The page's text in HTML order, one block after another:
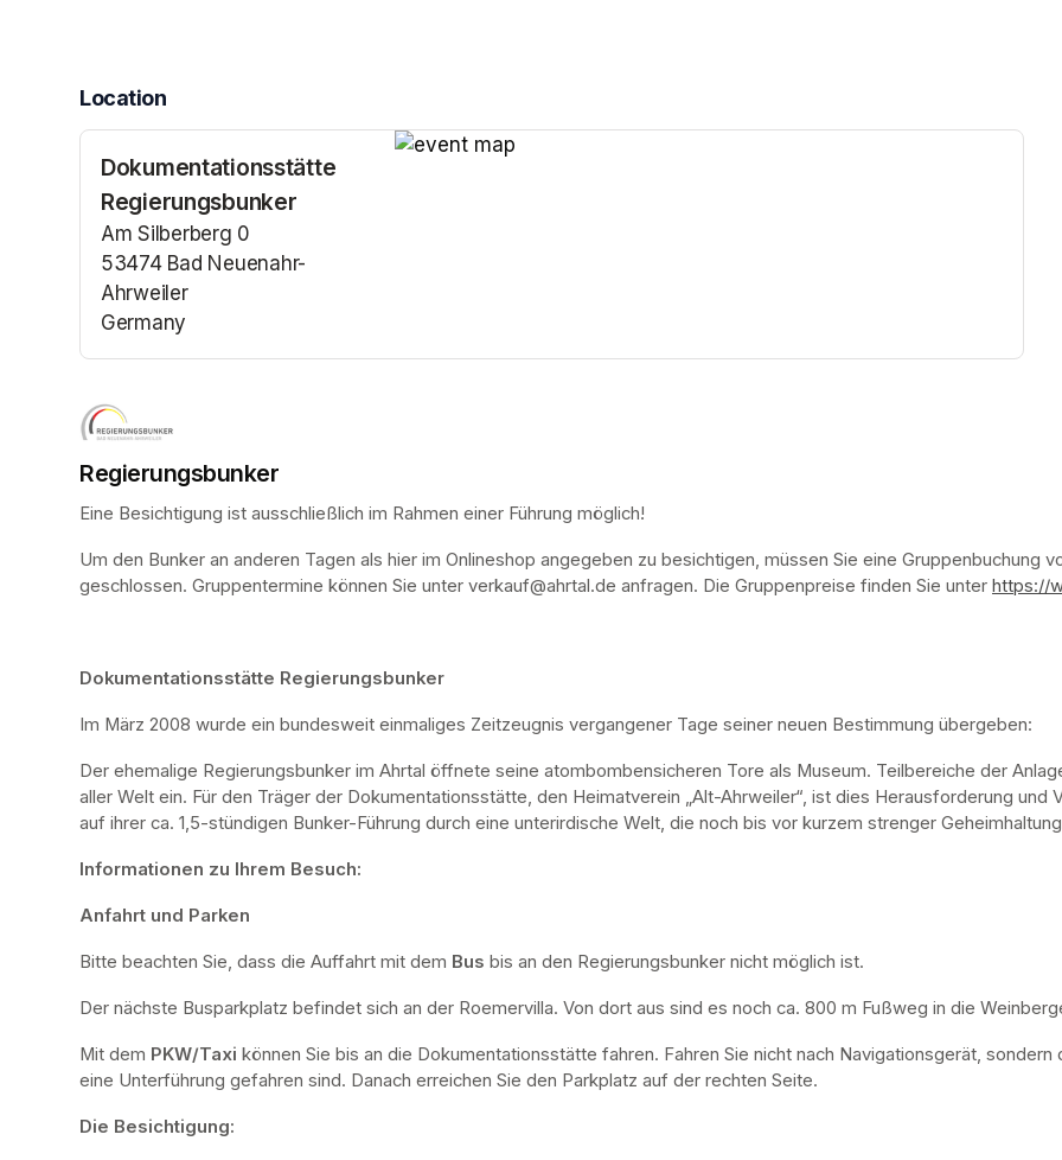
Location
Dokumentationsstätte
Regierungsbunker
Am Silberberg 0
53474 Bad Neuenahr-
Ahrweiler
Germany
(opens in a new tab)
Regierungsbunker
Eine Besichtigung ist ausschließlich im Rahmen einer Führung möglich!
Um den Bunker an anderen Tagen als hier im Onlineshop angegeben zu besichtigen, müssen Sie eine Gruppenbuchung
geschlossen. Gruppentermine können Sie unter verkauf@ahrtal.de anfragen. Die Gruppenpreise finden Sie unter https://
Dokumentationsstätte Regierungsbunker
Im März 2008 wurde ein bundesweit einmaliges Zeitzeugnis vergangener Tage seiner neuen Bestimmung übergeben:
Der ehemalige Regierungsbunker im Ahrtal öffnete seine atombombensicheren Tore als Museum. Teilbereiche der
aller Welt ein. Für den Träger der Dokumentationsstätte, den Heimatverein „Alt-Ahrweiler“, ist dies Herausforderung
auf ihrer ca. 1,5-stündigen Bunker-Führung durch eine unterirdische Welt, die noch bis vor kurzem strenger
Informationen zu Ihrem Besuch:
Anfahrt und Parken
Bitte beachten Sie, dass die Auffahrt mit dem Bus bis an den Regierungsbunker nicht möglich ist.
Der nächste Busparkplatz befindet sich an der Roemervilla. Von dort aus sind es noch ca. 800 m Fußweg in die
Mit dem PKW/Taxi können Sie bis an die Dokumentationsstätte fahren. Fahren Sie nicht nach Navigationsgerät,
eine Unterführung gefahren sind. Danach erreichen Sie den Parkplatz auf der rechten Seite.
Die Besichtigung: